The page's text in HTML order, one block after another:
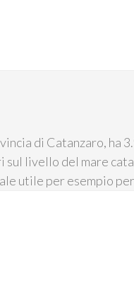
di Catanzaro, ha
sul livello del mare
utile per esempio